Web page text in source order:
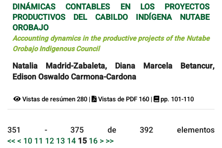
DINÁMICAS CONTABLES EN LOS PROYECTOS
PRODUCTIVOS DEL CABILDO INDÍGENA NUTABE
OROBAJO
Accounting dynamics in the productive projects of the Nutabe
Orobajo Indigenous Council
Natalia Madrid-Zabaleta, Diana Marcela Betancur,
Edison Oswaldo Carmona-Cardona
Vistas de resúmen 280 | Vistas de PDF 160 | pp. 101-110
351 - 375 de 392 elementos
<< < 10 11 12 13 14 15 16 > >>